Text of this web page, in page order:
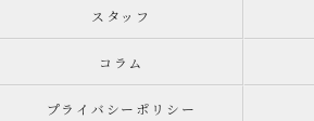
スタッフ
コラム
プライバシーポリシー